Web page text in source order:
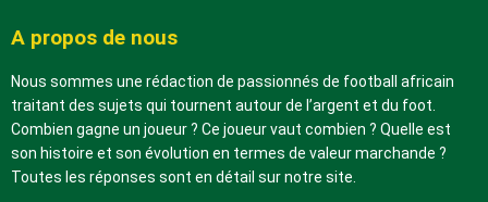
A propos de nous
Nous sommes une rédaction de passionnés de football africain
traitant des sujets qui tournent autour de l’argent et du foot.
Combien gagne un joueur ? Ce joueur vaut combien ? Quelle est
son histoire et son évolution en termes de valeur marchande ?
Toutes les réponses sont en détail sur notre site.